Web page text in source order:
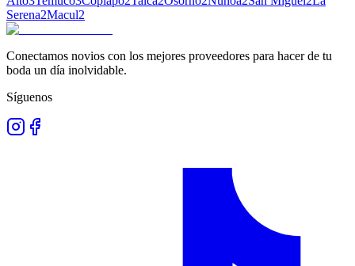
Serena2Macul2
Conectamos novios con los mejores proveedores para hacer de tu
boda un día inolvidable.
Síguenos